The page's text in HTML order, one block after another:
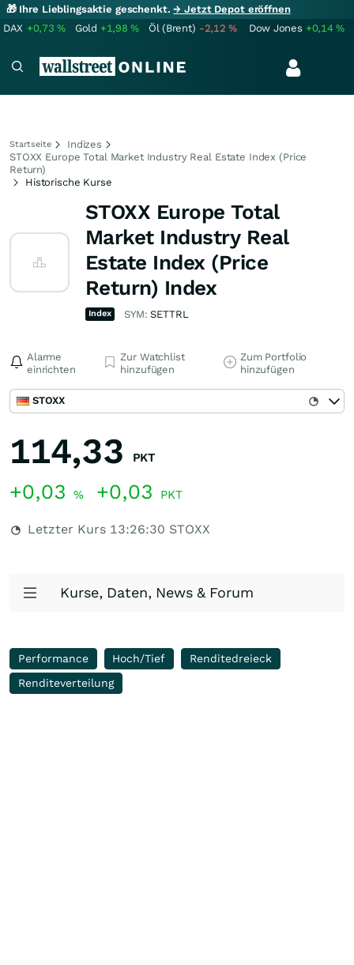
🎁 Ihre Lieblingsaktie geschenkt.→ Jetzt Depot eröffnen
DAX +0,73% Gold +1,98% Öl (Brent) -2,12% Dow Jones +0,14%
Startseite
Indizes
STOXX Europe Total Market Industry Real Estate Index (Price
Return)
Historische Kurse
STOXX Europe Total
Market Industry Real
Estate Index (Price
Return) Index
Index SYM:SETTRL
Alarme
einrichten
Zur Watchlist
hinzufügen
Zum Portfolio
hinzufügen
STOXX
114,33 PKT
+0,03 % +0,03 PKT
Letzter Kurs 13:26:30 STOXX
Kurse, Daten, News & Forum
Performance Hoch/Tief
Renditedreieck
Renditeverteilung